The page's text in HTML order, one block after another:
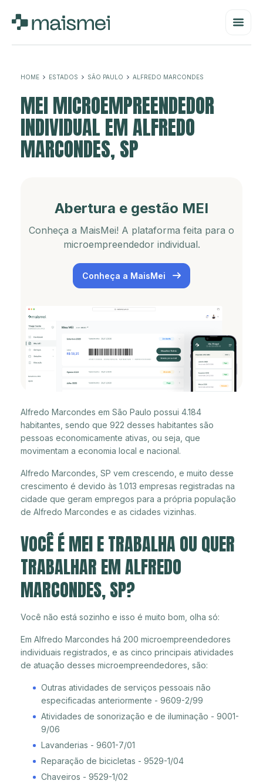
HOME ESTADOS SÃO PAULO ALFREDO MARCONDES
MEI MICROEMPREENDEDOR
INDIVIDUAL EM ALFREDO
MARCONDES, SP
Abertura e gestão MEI
Conheça a MaisMei! A plataforma feita para o
microempreendedor individual.
Conheça a MaisMei
Alfredo Marcondes em São Paulo possui 4.184
habitantes, sendo que 922 desses habitantes são
pessoas economicamente ativas, ou seja, que
movimentam a economia local e nacional.
Alfredo Marcondes, SP vem crescendo, e muito desse
crescimento é devido às 1.013 empresas registradas na
cidade que geram empregos para a própria população
de Alfredo Marcondes e as cidades vizinhas.
VOCÊ É MEI E TRABALHA OU QUER
TRABALHAR EM ALFREDO
MARCONDES, SP?
Você não está sozinho e isso é muito bom, olha só:
Em Alfredo Marcondes há 200 microempreendedores
individuais registrados, e as cinco principais atividades
de atuação desses microempreendedores, são:
Outras atividades de serviços pessoais não
especificadas anteriormente - 9609-2/99
Atividades de sonorização e de iluminação - 9001-
9/06
Lavanderias - 9601-7/01
Reparação de bicicletas - 9529-1/04
Chaveiros - 9529-1/02